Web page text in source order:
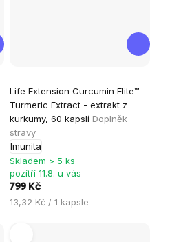
Life Extension Curcumin EIite™
Turmeric Extract - extrakt z
kurkumy, 60 kapslí Doplněk
stravy
Imunita
hodnocení
produktu
je
5,0
z
5
hvězdiček.
Skladem > 5 ks
pozítří 11.8. u vás
799 Kč
Měrná
13,32 Kč / 1 kapsle